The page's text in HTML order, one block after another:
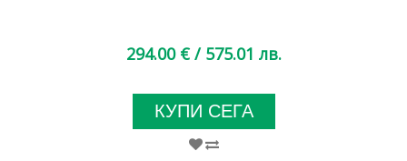
294.00 € / 575.01 лв.
КУПИ СЕГА